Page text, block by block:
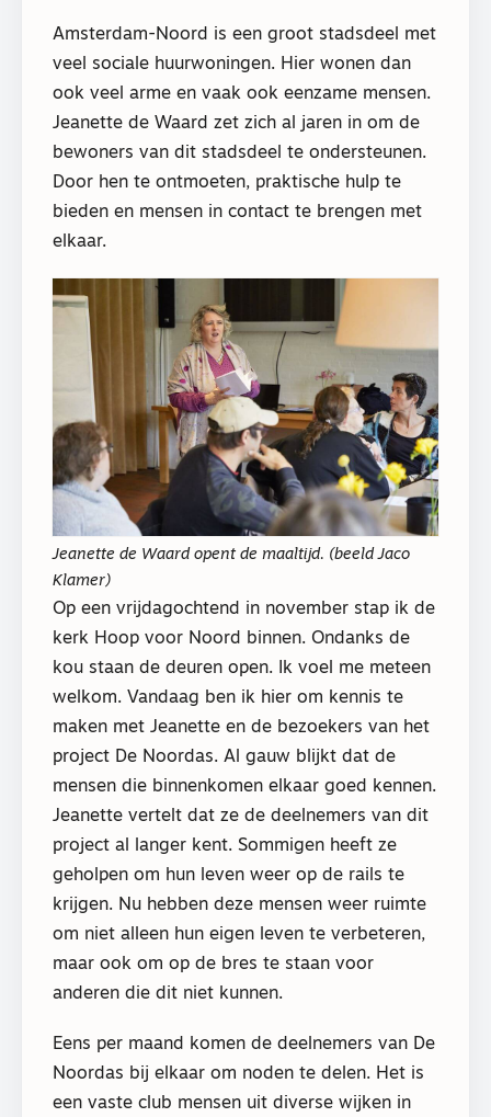
Amsterdam-Noord is een groot stadsdeel met
veel sociale huurwoningen. Hier wonen dan
ook veel arme en vaak ook eenzame mensen.
Jeanette de Waard zet zich al jaren in om de
bewoners van dit stadsdeel te ondersteunen.
Door hen te ontmoeten, praktische hulp te
bieden en mensen in contact te brengen met
elkaar.
Jeanette de Waard opent de maaltijd. (beeld Jaco
Klamer)
Op een vrijdagochtend in november stap ik de
kerk Hoop voor Noord binnen. Ondanks de
kou staan de deuren open. Ik voel me meteen
welkom. Vandaag ben ik hier om kennis te
maken met Jeanette en de bezoekers van het
project De Noordas. Al gauw blijkt dat de
mensen die binnenkomen elkaar goed kennen.
Jeanette vertelt dat ze de deelnemers van dit
project al langer kent. Sommigen heeft ze
geholpen om hun leven weer op de rails te
krijgen. Nu hebben deze mensen weer ruimte
om niet alleen hun eigen leven te verbeteren,
maar ook om op de bres te staan voor
anderen die dit niet kunnen.
Eens per maand komen de deelnemers van De
Noordas bij elkaar om noden te delen. Het is
een vaste club mensen uit diverse wijken in